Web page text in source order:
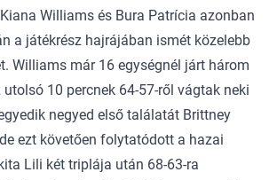
Williams és Bura Patrícia azonban
a játékrész hajrájában ismét közelebb
Williams már 16 egységnél járt három
utolsó 10 percnek 64-57-ről vágtak neki
negyed első találatát Brittney
ezt követően folytatódott a hazai
Lili két triplája után 68-63-ra